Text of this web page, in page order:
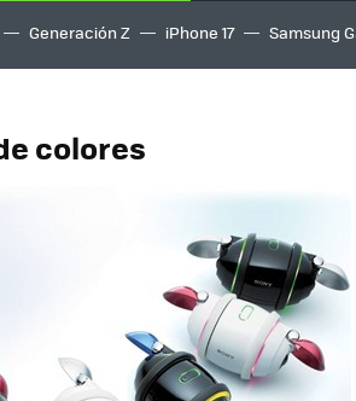
Generación Z iPhone 17 Samsung
colores